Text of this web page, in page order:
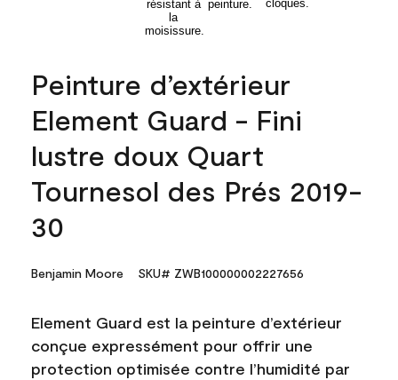
Peinture d’extérieur
Element Guard - Fini
lustre doux Quart
Tournesol des Prés 2019-
30
Benjamin Moore SKU# ZWB100000002227656
Element Guard est la peinture d’extérieur
conçue expressément pour offrir une
protection optimisée contre l’humidité par